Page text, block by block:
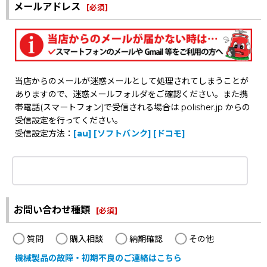
メールアドレス [必須]
当店からのメールが迷惑メールとして処理されてしまうことが
ありますので、迷惑メールフォルダをご確認ください。また携
帯電話(スマートフォン)で受信される場合は polisher.jp からの
受信設定を行ってください。
受信設定方法： [au] [ソフトバンク] [ドコモ]
お問い合わせ種類 [必須]
質問 購入相談 納期確認
その他
機械製品の故障・初期不良のご連絡はこちら